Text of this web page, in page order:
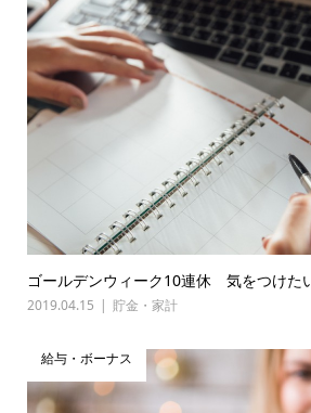
ゴールデンウィーク10連休 気をつけた
2019.04.15 貯金・家計
給与・ボーナス